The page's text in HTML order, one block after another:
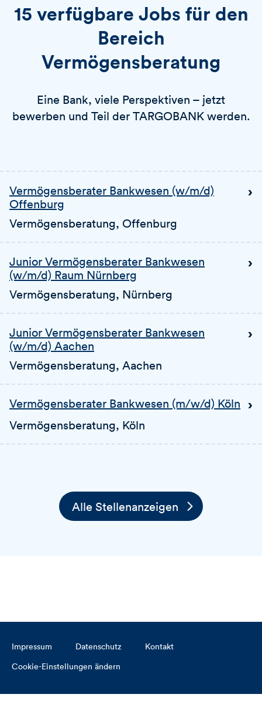
15 verfügbare Jobs für den
Bereich
Vermögensberatung
Eine Bank, viele Perspektiven – jetzt
bewerben und Teil der TARGOBANK werden.
Vermögensberater Bankwesen (w/m/d)
Offenburg
Vermögensberatung, Offenburg
Junior Vermögensberater Bankwesen
(w/m/d) Raum Nürnberg
Vermögensberatung, Nürnberg
Junior Vermögensberater Bankwesen
(w/m/d) Aachen
Vermögensberatung, Aachen
Vermögensberater Bankwesen (m/w/d) Köln
Vermögensberatung, Köln
Alle Stellenanzeigen
Impressum Datenschutz
Kontakt
Cookie-Einstellungen ändern